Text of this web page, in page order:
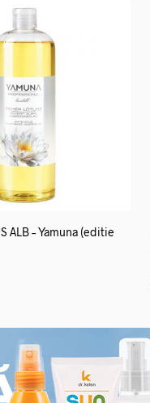
ALB – Yamuna (editie